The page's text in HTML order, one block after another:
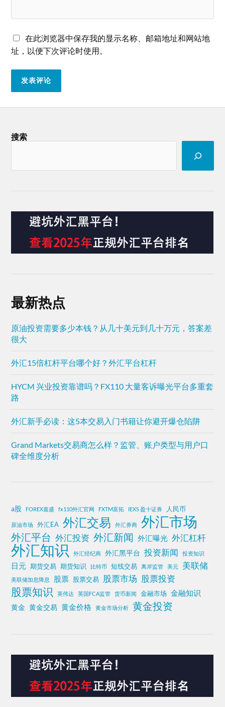
在此浏览器中保存我的显示名称、邮箱地址和网站地
址，以便下次评论时使用。
搜索
最新热点
原油投资需要多少本钱？从几十美元到几十万元，答案差
很大
外汇15倍杠杆平台哪个好？外汇平台杠杆
HYCM 兴业投资靠谱吗？FX110 大量客诉曝光平台多重套
路
外汇新手必读：这5本交易入门书籍让你避开爆仓陷阱
Grand Markets交易商怎么样？监管、账户类型与用户口
碑全维度分析
a股 FOREX嘉盛 fx110外汇官网 FXTM富拓 IEXS 盈十证券 人民币
原油市场 外汇EA 外汇交易 外汇券商 外汇市场
外汇平台 外汇投资 外汇新闻 外汇曝光 外汇杠杆
外汇知识 外汇经纪商 外汇黑平台 投资新闻 投资知识
日元 期货交易 期货知识 比特币 短线交易 离岸监管 美元 美联储
美联储加息降息 股票 股票交易 股票市场 股票投资
股票知识 英伟达 英国FCA监管 货币新闻 金融市场 金融知识
黄金 黄金交易 黄金价格 黄金市场分析 黄金投资